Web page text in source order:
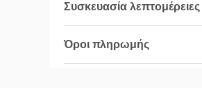
Συσκευασία λεπτομέρειες
Όροι πληρωμής